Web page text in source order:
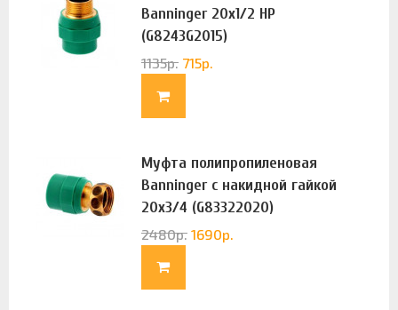
Banninger 20х1/2 НР
(G8243G2015)
1135р. 715р.
Муфта полипропиленовая
Banninger с накидной гайкой
20х3/4 (G83322020)
2480р. 1690р.